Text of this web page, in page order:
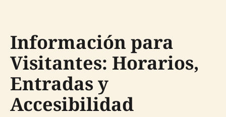
Información para
Visitantes: Horarios,
Entradas y
Accesibilidad